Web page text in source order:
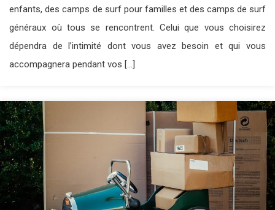
enfants, des camps de surf pour familles et des camps de surf
généraux où tous se rencontrent. Celui que vous choisirez
dépendra de l’intimité dont vous avez besoin et qui vous
accompagnera pendant vos […]